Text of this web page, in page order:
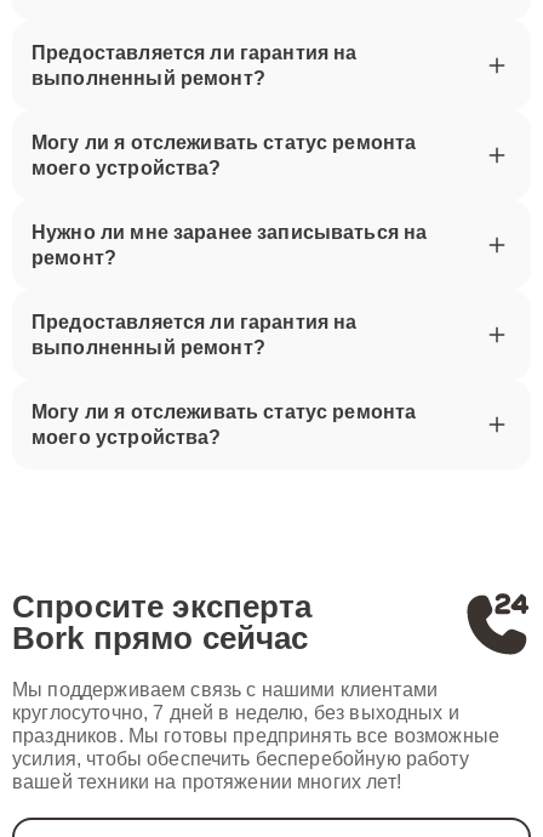
Предоставляется ли гарантия на
выполненный ремонт?
Могу ли я отслеживать статус ремонта
моего устройства?
Нужно ли мне заранее записываться на
ремонт?
Предоставляется ли гарантия на
выполненный ремонт?
Могу ли я отслеживать статус ремонта
моего устройства?
Спросите эксперта
Bork прямо сейчас
Мы поддерживаем связь с нашими клиентами
круглосуточно, 7 дней в неделю, без выходных и
праздников. Мы готовы предпринять все возможные
усилия, чтобы обеспечить бесперебойную работу
вашей техники на протяжении многих лет!